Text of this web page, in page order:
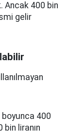
Ancak 400 bin
gelir
400
bin liranın